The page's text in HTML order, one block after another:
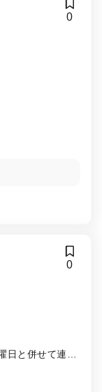
0
0
日と併せて連